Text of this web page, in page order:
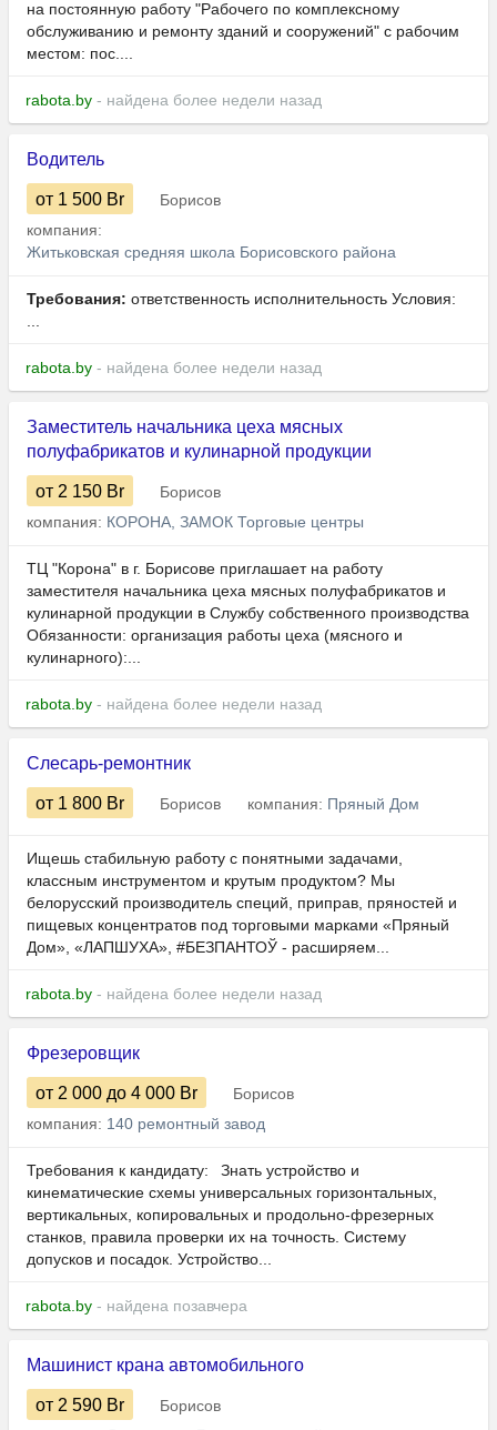
на постоянную работу "Рабочего по комплексному
обслуживанию и ремонту зданий и сооружений" с рабочим
местом: пос....
rabota.by - найдена более недели назад
Водитель
от 1 500 Br
Борисов
компания:
Житьковская средняя школа Борисовского района
Требования: ответственность исполнительность Условия:
...
rabota.by - найдена более недели назад
Заместитель начальника цеха мясных
полуфабрикатов и кулинарной продукции
от 2 150 Br
Борисов
компания: КОРОНА, ЗАМОК Торговые центры
ТЦ "Корона" в г. Борисове приглашает на работу
заместителя начальника цеха мясных полуфабрикатов и
кулинарной продукции в Службу собственного производства
Обязанности: организация работы цеха (мясного и
кулинарного):...
rabota.by - найдена более недели назад
Слесарь-ремонтник
от 1 800 Br Борисов компания: Пряный Дом
Ищешь стабильную работу с понятными задачами,
классным инструментом и крутым продуктом? Мы
белорусский производитель специй, приправ, пряностей и
пищевых концентратов под торговыми марками «Пряный
Дом», «ЛАПШУХА», #БЕЗПАНТОЎ - расширяем...
rabota.by - найдена более недели назад
Фрезеровщик
от 2 000 до 4 000 Br
Борисов
компания: 140 ремонтный завод
Требования к кандидату: Знать устройство и
кинематические схемы универсальных горизонтальных,
вертикальных, копировальных и продольно-фрезерных
станков, правила проверки их на точность. Систему
допусков и посадок. Устройство...
rabota.by - найдена позавчера
Машинист крана автомобильного
от 2 590 Br
Борисов